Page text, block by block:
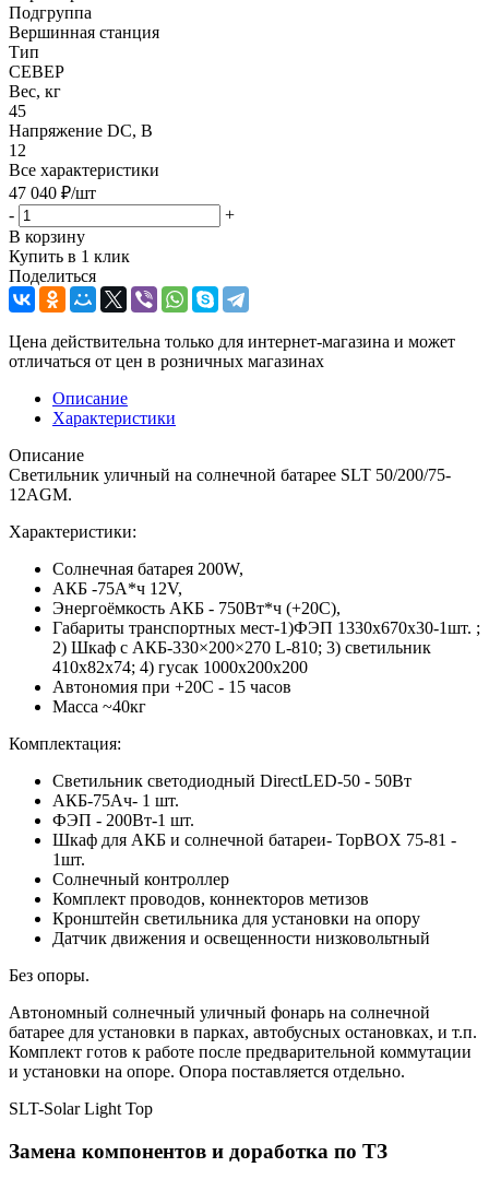
Подгруппа
Вершинная станция
Тип
СЕВЕР
Вес, кг
45
Напряжение DC, В
12
Все характеристики
47 040 ₽/шт
-
+
В корзину
Купить в 1 клик
Поделиться
Цена действительна только для интернет-магазина и может
отличаться от цен в розничных магазинах
Описание
Характеристики
Описание
Светильник уличный на солнечной батарее SLT 50/200/75-
12AGM.
Характеристики:
Солнечная батарея 200W,
АКБ -75А*ч 12V,
Энергоёмкость АКБ - 750Вт*ч (+20С),
Габариты транспортных мест-1)ФЭП 1330х670x30-1шт. ;
2) Шкаф с АКБ-330×200×270 L-810; 3) светильник
410x82x74; 4) гусак 1000х200х200
Автономия при +20С - 15 часов
Масса ~40кг
Комплектация:
Светильник светодиодный DirectLED-50 - 50Вт
АКБ-75Ач- 1 шт.
ФЭП - 200Вт-1 шт.
Шкаф для АКБ и солнечной батареи- TopBOX 75-81 -
1шт.
Солнечный контроллер
Комплект проводов, коннекторов метизов
Кронштейн светильника для установки на опору
Датчик движения и освещенности низковольтный
Без опоры.
Автономный солнечный уличный фонарь на солнечной
батарее для установки в парках, автобусных остановках, и т.п.
Комплект готов к работе после предварительной коммутации
и установки на опоре. Опора поставляется отдельно.
SLT-Solar Light Top
Замена компонентов и доработка по ТЗ